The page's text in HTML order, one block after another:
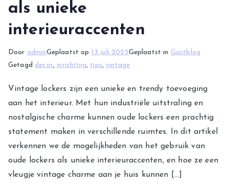
als unieke
interieuraccenten
Door adminGeplaatst op 13 juli 2023Geplaatst in Gastblog
Getagd decor, inrichting, tips,vintage
Vintage lockers zijn een unieke en trendy toevoeging
aan het interieur. Met hun industriële uitstraling en
nostalgische charme kunnen oude lockers een prachtig
statement maken in verschillende ruimtes. In dit artikel
verkennen we de mogelijkheden van het gebruik van
oude lockers als unieke interieuraccenten, en hoe ze een
vleugje vintage charme aan je huis kunnen […]